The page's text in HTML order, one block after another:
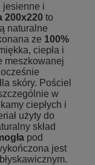
jesienne i
200x220 to
naturalne
ze 100%
ciepła i
meszkowanej
skóry. Pościel
w
ciepłych i
użyty do
skład
pod
jest
błyskawicznym.